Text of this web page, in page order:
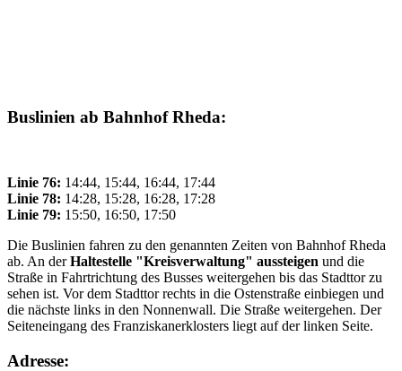
Buslinien ab Bahnhof Rheda:
Linie 76: 14:44, 15:44, 16:44, 17:44
Linie 78: 14:28, 15:28, 16:28, 17:28
Linie 79: 15:50, 16:50, 17:50
Die Buslinien fahren zu den genannten Zeiten von Bahnhof Rheda
ab. An derHaltestelle "Kreisverwaltung" aussteigen und die
Straße in Fahrtrichtung des Busses weitergehen bis das Stadttor zu
sehen ist. Vor dem Stadttor rechts in die Ostenstraße einbiegen und
die nächste links in den Nonnenwall. Die Straße weitergehen. Der
Seiteneingang des Franziskanerklosters liegt auf der linken Seite.
Adresse: